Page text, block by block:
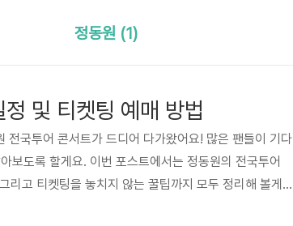
정동원 (1)
및 티켓팅 예매 방법
국투어 콘서트가 드디어 다가왔어요! 많은 팬들이 기다
보도록 할게요. 이번 포스트에서는 정동원의 전국투어
리고 티켓팅을 놓치지 않는 꿀팁까지 모두 정리해 볼게
티스트로, 그의 음악과 무대는 항상 팬들에게 큰 감동을